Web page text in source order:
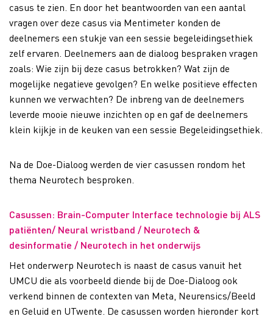
casus te zien. En door het beantwoorden van een aantal
vragen over deze casus via Mentimeter konden de
deelnemers een stukje van een sessie begeleidingsethiek
zelf ervaren. Deelnemers aan de dialoog bespraken vragen
zoals: Wie zijn bij deze casus betrokken? Wat zijn de
mogelijke negatieve gevolgen? En welke positieve effecten
kunnen we verwachten? De inbreng van de deelnemers
leverde mooie nieuwe inzichten op en gaf de deelnemers
klein kijkje in de keuken van een sessie Begeleidingsethiek.
Na de Doe-Dialoog werden de vier casussen rondom het
thema Neurotech besproken.
Casussen: Brain-Computer Interface technologie bij ALS
patiënten/ Neural wristband ​/ Neurotech &
desinformatie / Neurotech in het onderwijs
Het onderwerp Neurotech is naast de casus vanuit het
UMCU die als voorbeeld diende bij de Doe-Dialoog ook
verkend binnen de contexten van Meta, Neurensics/Beeld
en Geluid en UTwente. De casussen worden hieronder kort